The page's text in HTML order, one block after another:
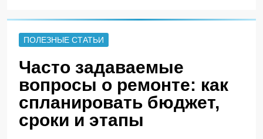
ПОЛЕЗНЫЕ СТАТЬИ
Часто задаваемые
вопросы о ремонте: как
спланировать бюджет,
сроки и этапы